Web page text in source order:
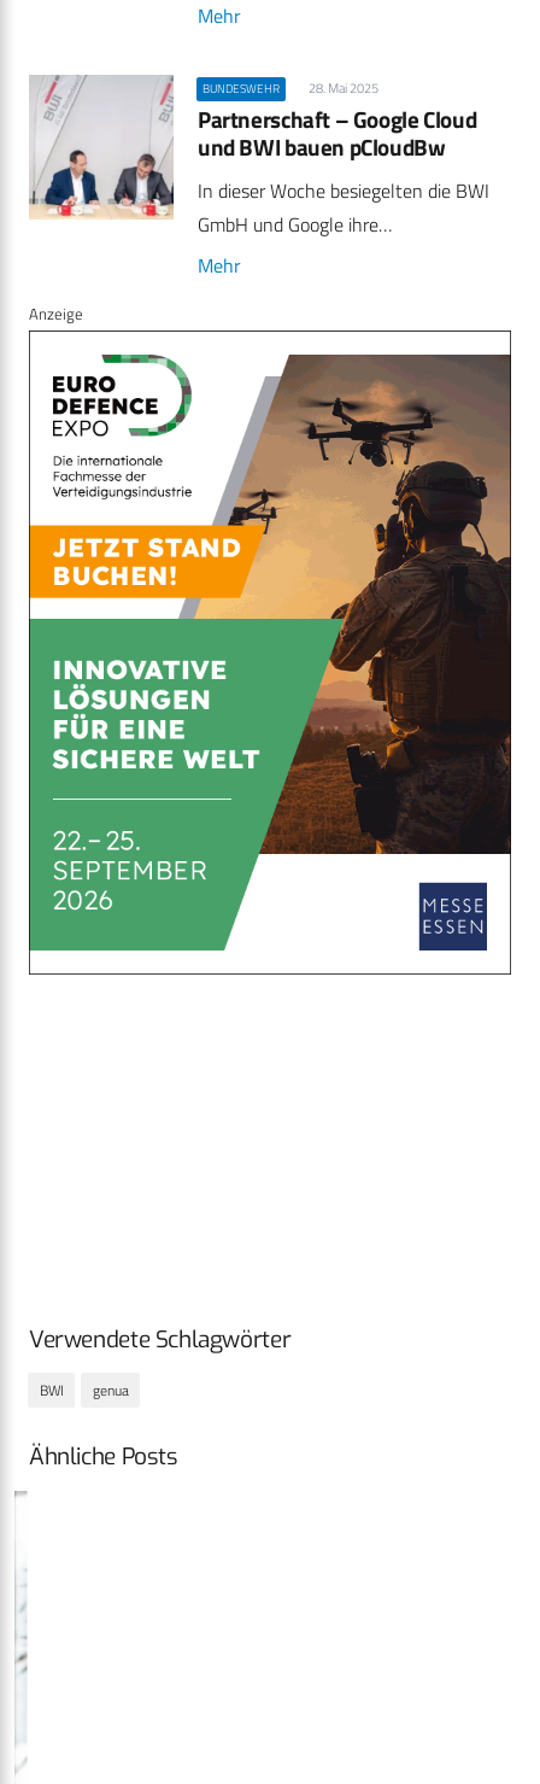
Mehr
BUNDESWEHR 28. Mai 2025
Partnerschaft – Google Cloud
und BWI bauen pCloudBw
In dieser Woche besiegelten die BWI
GmbH und Google ihre…
Mehr
Anzeige
Verwendete Schlagwörter
BWI genua
Ähnliche Posts